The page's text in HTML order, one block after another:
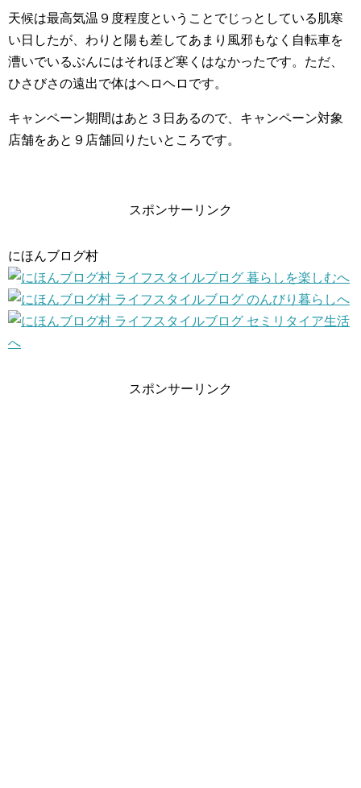
天候は最高気温９度程度ということでじっとしている肌寒
い日したが、わりと陽も差してあまり風邪もなく自転車を
漕いでいるぶんにはそれほど寒くはなかったです。ただ、
ひさびさの遠出で体はヘロヘロです。
キャンペーン期間はあと３日あるので、キャンペーン対象
店舗をあと９店舗回りたいところです。
スポンサーリンク
にほんブログ村
スポンサーリンク